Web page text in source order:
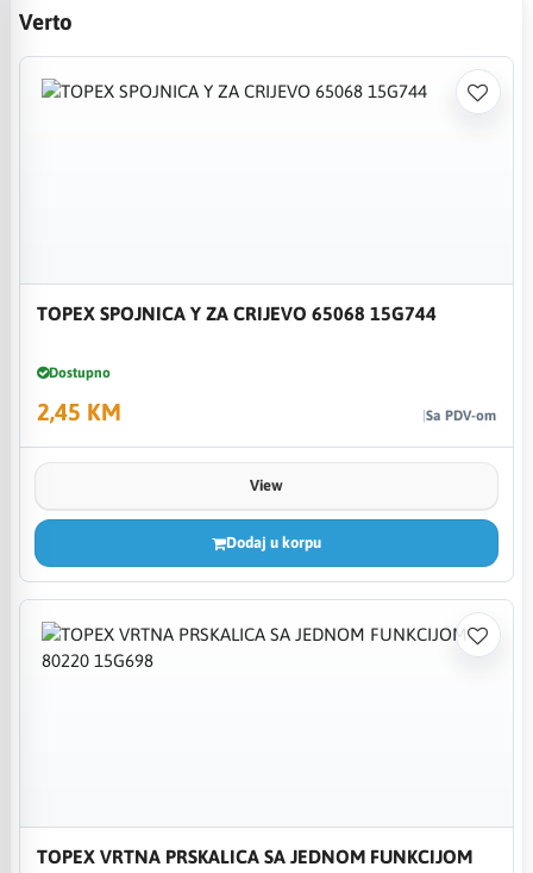
Verto
TOPEX SPOJNICA Y ZA CRIJEVO 65068 15G744
Dostupno
2,45 KM Sa PDV-om
View
Dodaj u korpu
TOPEX VRTNA PRSKALICA SA JEDNOM FUNKCIJOM